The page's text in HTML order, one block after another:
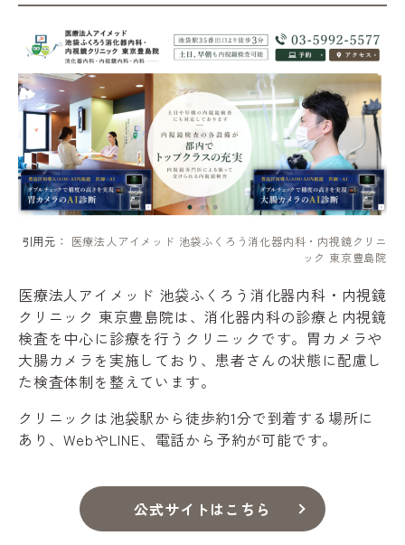
引用元： 医療法人アイメッド 池袋ふくろう消化器内科・内視鏡クリニ
ック 東京豊島院
医療法人アイメッド 池袋ふくろう消化器内科・内視鏡
クリニック 東京豊島院は、消化器内科の診療と内視鏡
検査を中心に診療を行うクリニックです。胃カメラや
大腸カメラを実施しており、患者さんの状態に配慮し
た検査体制を整えています。
クリニックは池袋駅から徒歩約1分で到着する場所に
あり、WebやLINE、電話から予約が可能です。
公式サイトはこちら